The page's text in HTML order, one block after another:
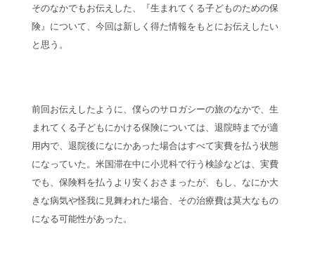
そのなかでもお伝えした、『生まれてくる子どものための保
険』について、今回は新しく得た情報をもとにお伝えしたい
と思う。
前回お伝えしたように、僕らのサロガシーの旅のなかで、生
まれてくる子どもにかける保険については、退院時までが適
用内で、退院後になにかあった場合はすべて実費を払う状態
になっていた。米国滞在中に小児科で行う検診などは、実費
でも、保険料を払うより安くおさまったが、もし、なにか大
きな病気や怪我に見舞われた場合、その治療費は莫大なもの
になる可能性があった。